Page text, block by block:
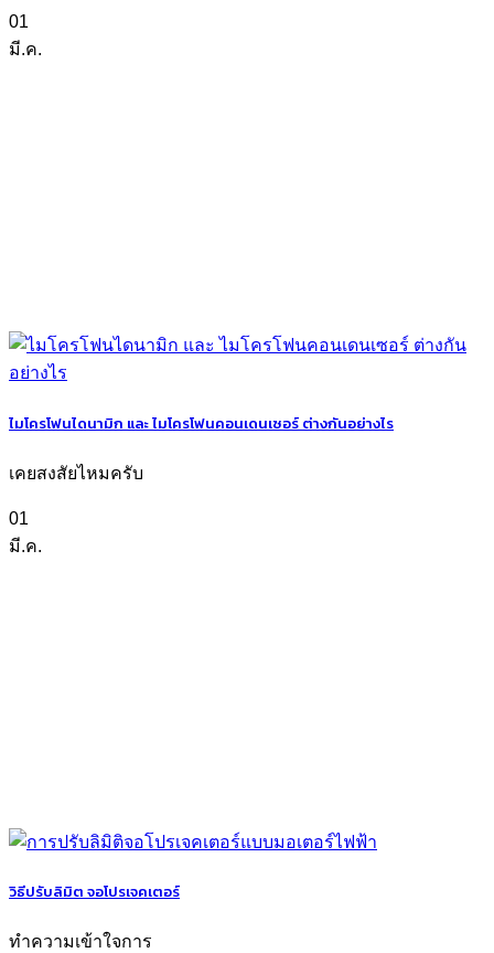
01
มี.ค.
ไมโครโฟนไดนามิก และ ไมโครโฟนคอนเดนเซอร์ ต่างกันอย่างไร
เคยสงสัยไหมครับ
01
มี.ค.
วิธีปรับลิมิต จอโปรเจคเตอร์
ทำความเข้าใจการ